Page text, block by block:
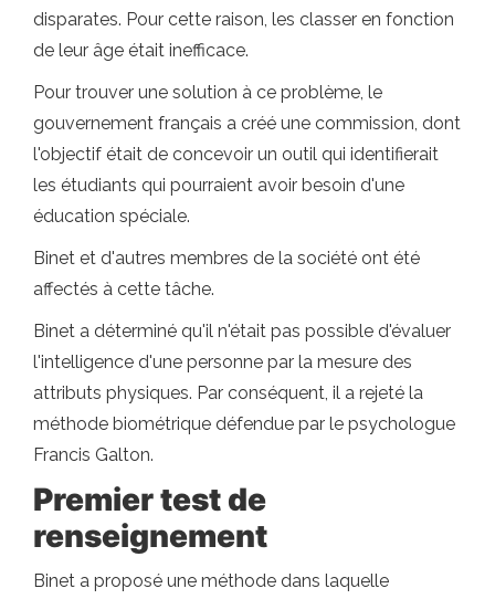
disparates. Pour cette raison, les classer en fonction
de leur âge était inefficace.
Pour trouver une solution à ce problème, le
gouvernement français a créé une commission, dont
l'objectif était de concevoir un outil qui identifierait
les étudiants qui pourraient avoir besoin d'une
éducation spéciale.
Binet et d'autres membres de la société ont été
affectés à cette tâche.
Binet a déterminé qu'il n'était pas possible d'évaluer
l'intelligence d'une personne par la mesure des
attributs physiques. Par conséquent, il a rejeté la
méthode biométrique défendue par le psychologue
Francis Galton.
Premier test de
renseignement
Binet a proposé une méthode dans laquelle